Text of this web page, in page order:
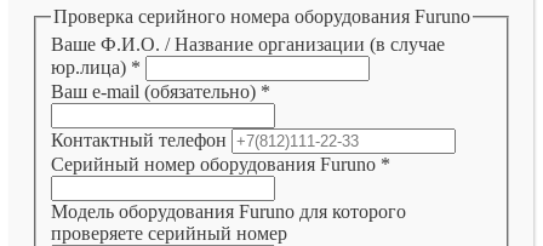
Проверка серийного номера оборудования Furuno
Ваше Ф.И.О. / Название организации (в случае
юр.лица) *
Ваш e-mail (обязательно) *
Контактный телефон
Серийный номер оборудования Furuno *
Модель оборудования Furuno для которого
проверяете серийный номер